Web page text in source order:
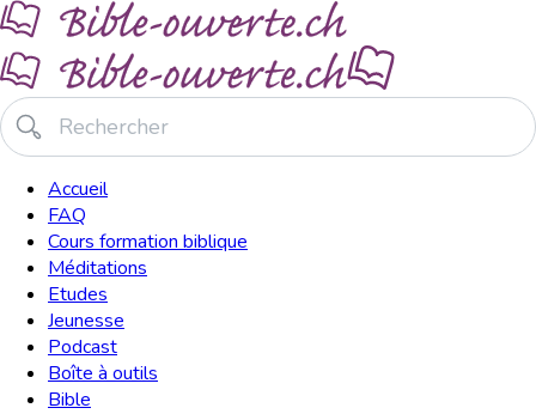
Accueil
FAQ
Cours formation biblique
Méditations
Etudes
Jeunesse
Podcast
Boîte à outils
Bible